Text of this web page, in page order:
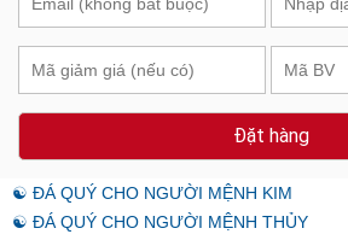
Đặt hàng
☯ ĐÁ QUÝ CHO NGƯỜI MỆNH KIM
☯ ĐÁ QUÝ CHO NGƯỜI MỆNH THỦY